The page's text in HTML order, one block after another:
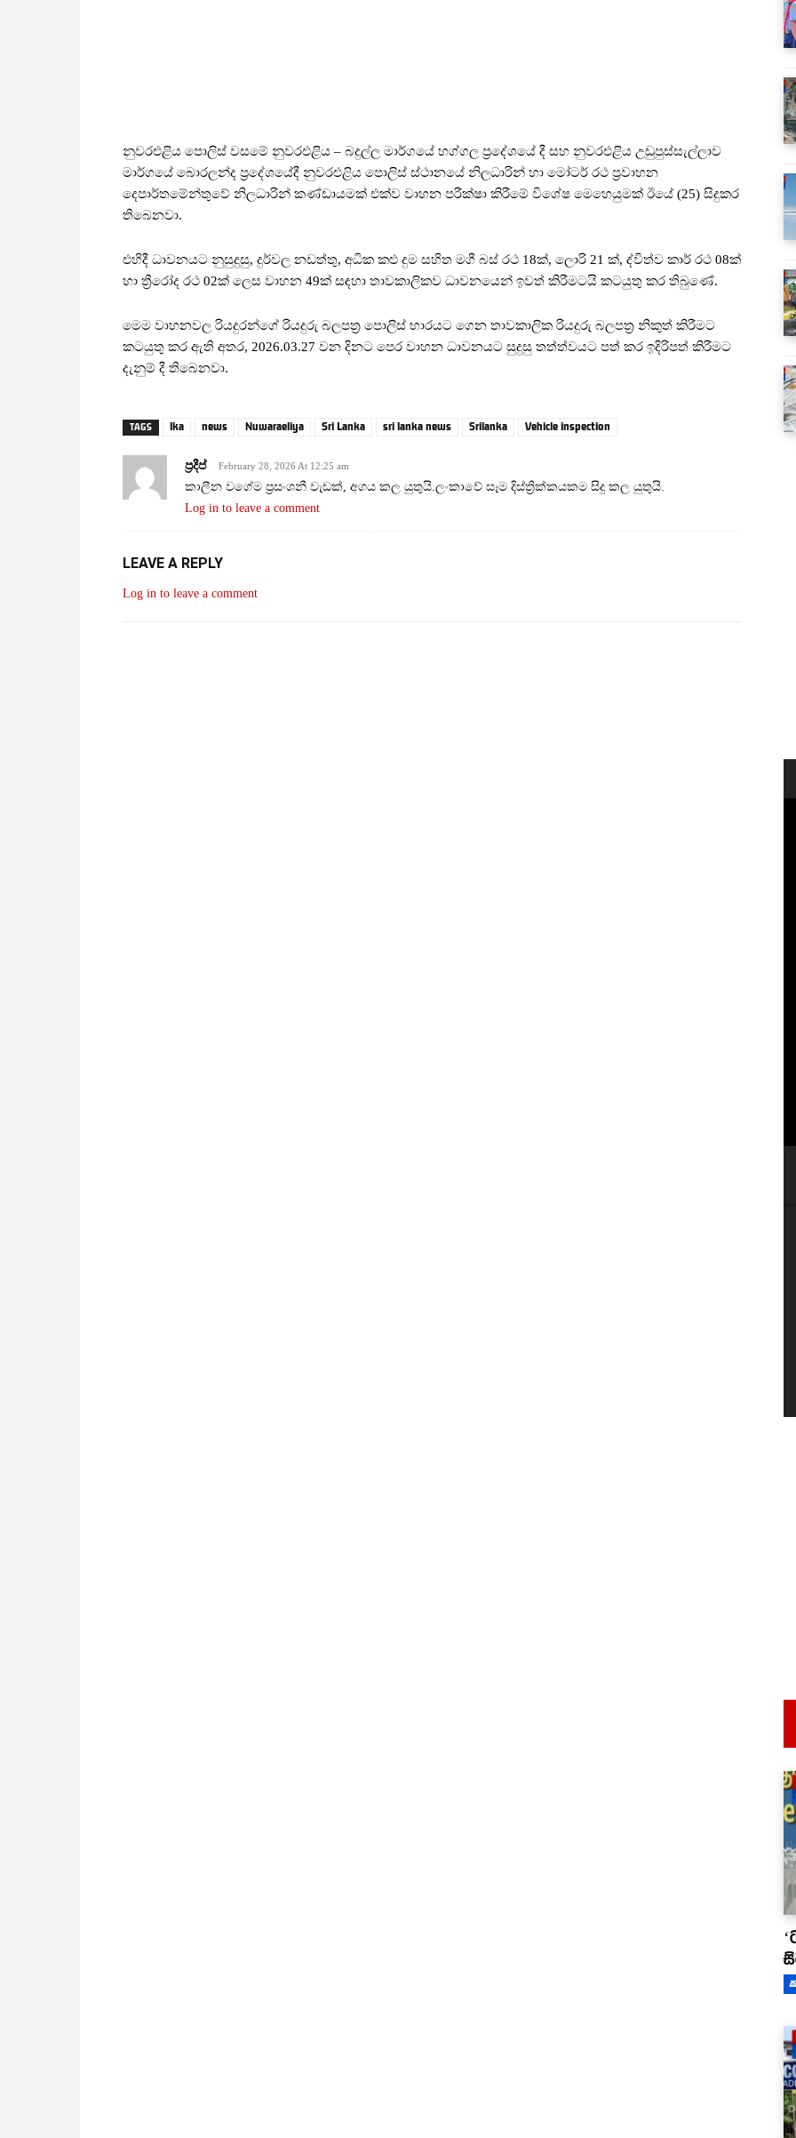
නුවරඑළිය පොලිස් වසමේ නුවරඑළිය – බදුල්ල මාර්ගයේ හග්ගල ප්‍රදේශයේ දී සහ නුවරඑළිය උඩුපුස්සැල්ලාව
මාර්ගයේ බොරලන්ද ප්‍රදේශයේදී නුවරඑළිය පොලිස් ස්ථානයේ නිලධාරින් හා මෝටර් රථ ප්‍රවාහන
දෙපාර්තමේන්තුවේ නිලධාරින් කණ්ඩායමක් එක්ව වාහන පරීක්ෂා කිරීමේ විශේෂ මෙහෙයුමක් ඊයේ (25) සිදුකර
තිබෙනවා.
එහිදී ධාවනයට නුසුදුසු, දුර්වල නඩත්තු, අධික කළු දුම සහිත මගී බස් රථ 18ක්, ලොරි 21 ක්, ද්විත්ව කාර් රථ 08ක්
හා ත්‍රීරෝද රථ 02ක් ලෙස වාහන 49ක් සඳහා තාවකාලිකව ධාවනයෙන් ඉවත් කිරීමටයි කටයුතු කර තිබුණේ.
මෙම වාහනවල රියදුරන්ගේ රියදුරු බලපත්‍ර පොලිස් භාරයට ගෙන තාවකාලික රියදුරු බලපත්‍ර නිකුත් කිරීමට
කටයුතු කර ඇති අතර, 2026.03.27 වන දිනට පෙර වාහන ධාවනයට සුදුසු තත්ත්වයට පත් කර ඉදිරිපත් කිරීමට
දැනුම් දී තිබෙනවා.
TAGS lka news Nuwaraeliya Sri Lanka sri lanka news Srilanka Vehicle inspection
ප්‍රදීප් February 28, 2026 At 12:25 am
කාලීන වගේම ප්‍රසංශනී වැඩක්, අගය කල යුතුයි.ලංකාවේ සෑම දිස්ත්‍රික්කයකම සිදු කල යුතුයි.
Log in to leave a comment
LEAVE A REPLY
Log in to leave a comment